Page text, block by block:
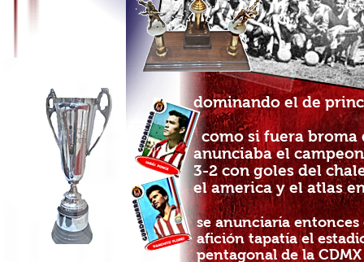
Aunque el
durante el
dominando elde
como si fuera broma
anunciaba el
3-2 con goles del
el america y el atlas
se anunciaría
afición tapatía el
pentagonal de la